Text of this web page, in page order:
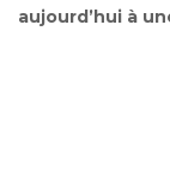
aujourd’hui à